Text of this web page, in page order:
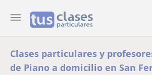
Clases particulares y
de Piano a domicilio en San